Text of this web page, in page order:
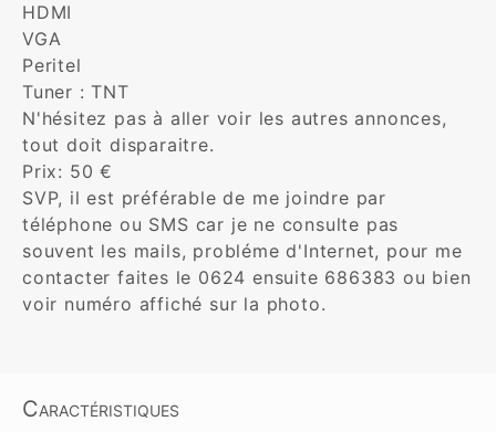
HDMI
VGA
Peritel
Tuner : TNT
N'hésitez pas à aller voir les autres annonces,
tout doit disparaitre.
Prix: 50 €
SVP, il est préférable de me joindre par
téléphone ou SMS car je ne consulte pas
souvent les mails, probléme d'Internet, pour me
contacter faites le 0624 ensuite 686383 ou bien
Caractéristiques